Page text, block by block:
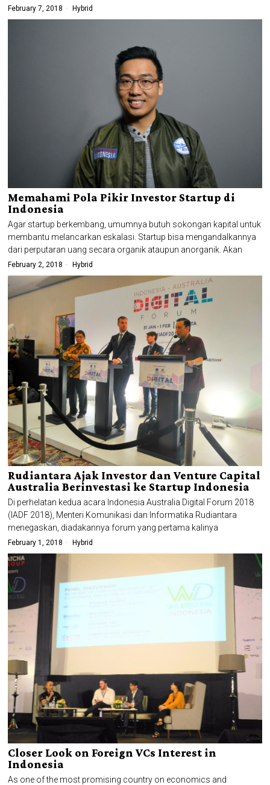
February 7, 2018 Hybrid
Memahami Pola Pikir Investor Startup di
Indonesia
Agar startup berkembang, umumnya butuh sokongan kapital untuk
membantu melancarkan eskalasi. Startup bisa mengandalkannya
dari perputaran uang secara organik ataupun anorganik. Akan
February 2, 2018 Hybrid
Rudiantara Ajak Investor dan Venture Capital
Australia Berinvestasi ke Startup Indonesia
Di perhelatan kedua acara Indonesia Australia Digital Forum 2018
(IADF 2018), Menteri Komunikasi dan Informatika Rudiantara
menegaskan, diadakannya forum yang pertama kalinya
February 1, 2018 Hybrid
Closer Look on Foreign VCs Interest in
Indonesia
As one of the most promising country on economics and